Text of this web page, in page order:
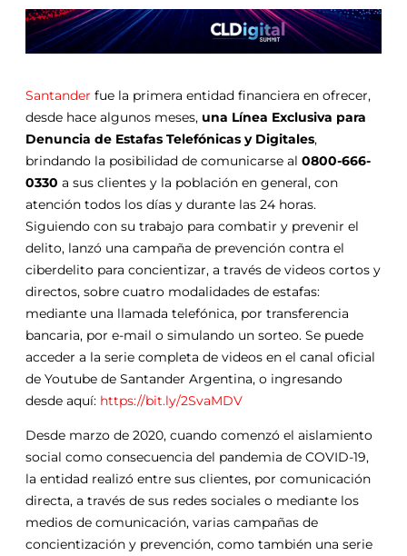
Santander fue la primera entidad financiera en ofrecer,
desde hace algunos meses, una Línea Exclusiva para
Denuncia de Estafas Telefónicas y Digitales,
brindando la posibilidad de comunicarse al 0800-666-
0330 a sus clientes y la población en general, con
atención todos los días y durante las 24 horas.
Siguiendo con su trabajo para combatir y prevenir el
delito, lanzó una campaña de prevención contra el
ciberdelito para concientizar, a través de videos cortos y
directos, sobre cuatro modalidades de estafas:
mediante una llamada telefónica, por transferencia
bancaria, por e-mail o simulando un sorteo. Se puede
acceder a la serie completa de videos en el canal oficial
de Youtube de Santander Argentina, o ingresando
desde aquí: https://bit.ly/2SvaMDV
Desde marzo de 2020, cuando comenzó el aislamiento
social como consecuencia del pandemia de COVID-19,
la entidad realizó entre sus clientes, por comunicación
directa, a través de sus redes sociales o mediante los
medios de comunicación, varias campañas de
concientización y prevención, como también una serie